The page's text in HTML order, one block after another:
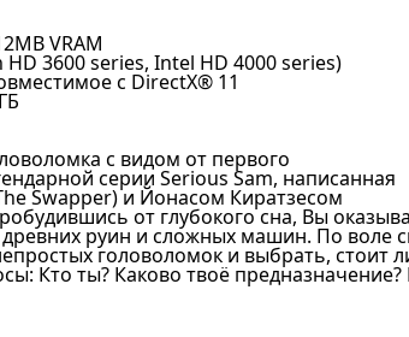
VRAM
3600 series, Intel HD 4000 series)
с DirectX® 11
с видом от первого
серии Serious Sam, написанная
Swapper) и Йонасом Киратзесом
от глубокого сна, Вы
руин и сложных машин. По воле
головоломок и выбрать, стоит
Кто ты? Каково твоё предназначение?